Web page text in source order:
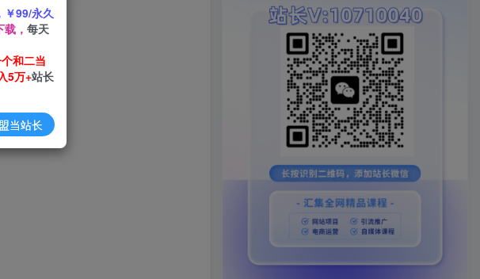
￥99/永久
， 每天
和二当
5万+站长
当站长